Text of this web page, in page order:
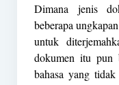
Dimana jenis
beberapa
untuk
dokumen itu pun
bahasa yang